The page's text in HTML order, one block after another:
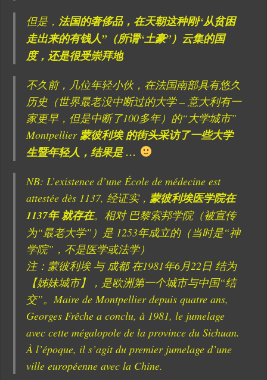
但是， 法国的奢侈品，在天朝这种刚“从贫困
走出来的有钱人”（所谓“土豪”）云集的国
度，还是很受崇拜地
不久前，几位年轻小伙，在法国南部具有悠久
历史（世界最老没中断过的大学 – 意大利有一
家更早，但是中断了100多年）的“大学城市”
Montpellier 蒙彼利埃 的街头采访了一些大学
生暨年轻人，结果是 …
NB: L’existence d’une École de médecine est
attestée dès 1137, 经证实， 蒙彼利埃医学院在
1137年 就存在。相对 巴黎索邦学院（被宣传
为“最老大学”）是 1253年成立的（当时是“神
学院”，不是医学或法学）
注：蒙彼利埃 与 成都 在1981年6月22日 结为
【姊妹城市】，是欧洲第一个城市与中国“结
交”。Maire de Montpellier depuis quatre ans,
Georges Frêche a conclu, à 1981, le jumelage
avec cette mégalopole de la province du Sichuan.
À l’époque, il s’agit du premier jumelage d’une
ville européenne avec la Chine.